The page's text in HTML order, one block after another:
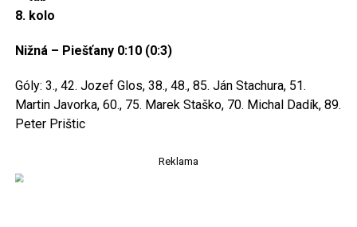
8. kolo
Nižná – Piešťany 0:10 (0:3)
Góly: 3., 42. Jozef Glos, 38., 48., 85. Ján Stachura, 51.
Martin Javorka, 60., 75. Marek Staško, 70. Michal Dadík, 89.
Peter Prištic
Reklama